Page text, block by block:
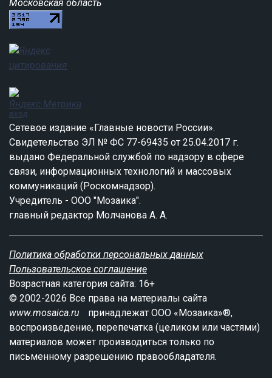
Московская область
вход
Сетевое издание «Главные новости России».
Свидетельство ЭЛ № ФС 77-69435 от 25.04.2017 г.
выдано Федеральной службой по надзору в сфере
связи, информационных технологий и массовых
коммуникаций (Роскомнадзор).
Учредитель - ООО "Мозаика".
главный редактор Молчанова А. А.
Политика обработки персональных данных
Пользовательское соглашение
Возрастная категория сайта: 16+
© 2002-2026 Все права на материалы сайта
www.mosaica.ru
принадлежат ООО «Мозаика»®,
воспроизведение, перепечатка (целиком или частями)
материалов может производиться только по
письменному разрешению правообладателя.